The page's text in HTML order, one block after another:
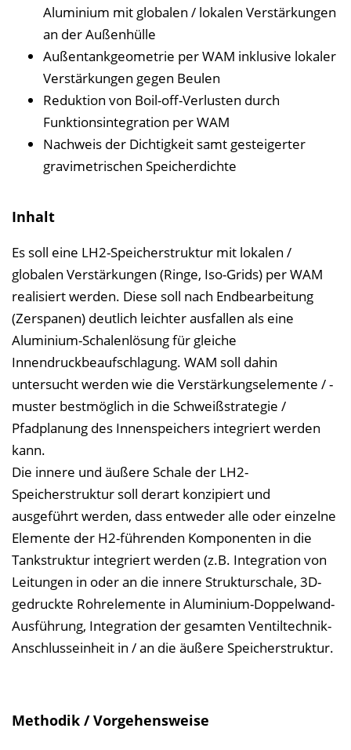
Aluminium mit globalen / lokalen Verstärkungen
an der Außenhülle
Außentankgeometrie per WAM inklusive lokaler
Verstärkungen gegen Beulen
Reduktion von Boil-off-Verlusten durch
Funktionsintegration per WAM
Nachweis der Dichtigkeit samt gesteigerter
gravimetrischen Speicherdichte
Inhalt
Es soll eine LH2-Speicherstruktur mit lokalen /
globalen Verstärkungen (Ringe, Iso-Grids) per WAM
realisiert werden. Diese soll nach Endbearbeitung
(Zerspanen) deutlich leichter ausfallen als eine
Aluminium-Schalenlösung für gleiche
Innendruckbeaufschlagung. WAM soll dahin
untersucht werden wie die Verstärkungselemente / -
muster bestmöglich in die Schweißstrategie /
Pfadplanung des Innenspeichers integriert werden
kann.
Die innere und äußere Schale der LH2-
Speicherstruktur soll derart konzipiert und
ausgeführt werden, dass entweder alle oder einzelne
Elemente der H2-führenden Komponenten in die
Tankstruktur integriert werden (z.B. Integration von
Leitungen in oder an die innere Strukturschale, 3D-
gedruckte Rohrelemente in Aluminium-Doppelwand-
Ausführung, Integration der gesamten Ventiltechnik-
Anschlusseinheit in / an die äußere Speicherstruktur.
Methodik / Vorgehensweise